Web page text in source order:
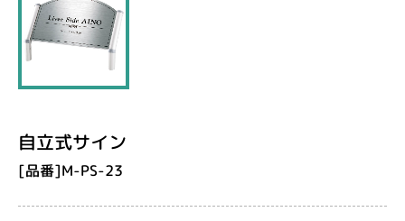
自立式サイン
[品番]M-PS-23